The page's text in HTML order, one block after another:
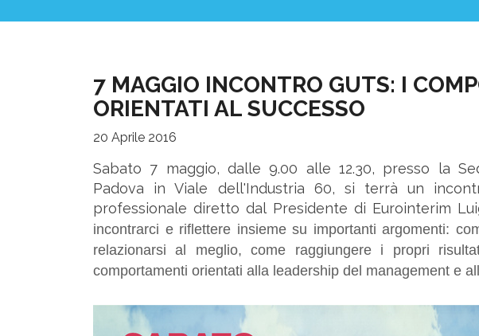
News ed Eventi
Domande e Risposte
Lavora con noi
Area riservata
INVIA CV
7 MAGGIO INCONTRO GUTS: I
ORIENTATI AL SUCCESSO
20 Aprile 2016
Sabato 7 maggio, dalle 9.00 alle 12.30, presso la
Padova in Viale dell'Industria 60, si terrà un
professionale diretto dal Presidente di Eurointerim
incontrarci e riflettere insieme su importanti argomenti:
relazionarsi al meglio, come raggiungere i propri
comportamenti orientati alla leadership del management e